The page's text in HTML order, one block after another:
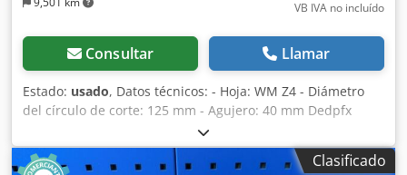
VB IVA no incluído
Consultar Llamar
Estado: usado, Datos técnicos: - Hoja: WM Z4 - Diámetro
del círculo de corte: 125 mm - Agujero: 40 mm Dedpfx
Ajzryfuopisck - Longitud: 75 mm - Material: Acero
Clasificado